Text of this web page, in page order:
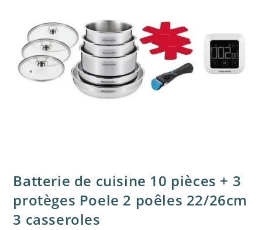
Batterie de cuisine 10 pièces + 3
protèges Poele 2 poêles 22/26cm
3 casseroles